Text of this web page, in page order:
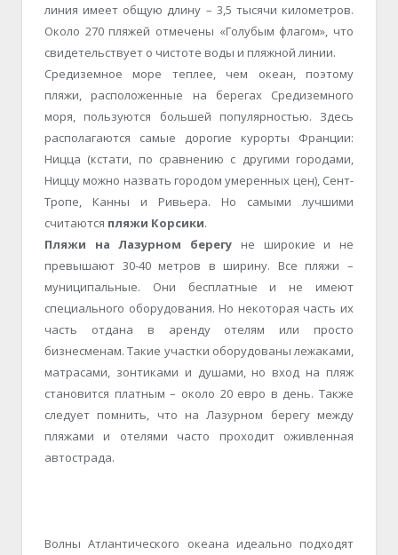
линия имеет общую длину – 3,5 тысячи километров.
Около 270 пляжей отмечены «Голубым флагом», что
свидетельствует о чистоте воды и пляжной линии.
Средиземное море теплее, чем океан, поэтому
пляжи, расположенные на берегах Средиземного
моря, пользуются большей популярностью. Здесь
располагаются самые дорогие курорты Франции:
Ницца (кстати, по сравнению с другими городами,
Ниццу можно назвать городом умеренных цен), Сент-
Тропе, Канны и Ривьера. Но самыми лучшими
считаются пляжи Корсики.
Пляжи на Лазурном берегу не широкие и не
превышают 30-40 метров в ширину. Все пляжи –
муниципальные. Они бесплатные и не имеют
специального оборудования. Но некоторая часть их
часть отдана в аренду отелям или просто
бизнесменам. Такие участки оборудованы лежаками,
матрасами, зонтиками и душами, но вход на пляж
становится платным – около 20 евро в день. Также
следует помнить, что на Лазурном берегу между
пляжами и отелями часто проходит оживленная
автострада.
Волны Атлантического океана идеально подходят